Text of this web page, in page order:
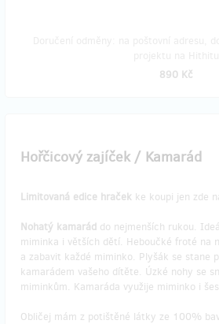
890 Kč
Hořčicový zajíček / Kamarád
Limitovaná edice hraček ke koupi jen zde
Nohatý kamarád do nejmenších rukou.
miminka i větších dětí. Heboučké froté na
a zabavit každé miminko. Plyšák se stane
kamarádem vašeho dítěte. Úzké nohy se
miminkům. Kamaráda využije miminko i
Obličej mám z potištěné látky ze 100%